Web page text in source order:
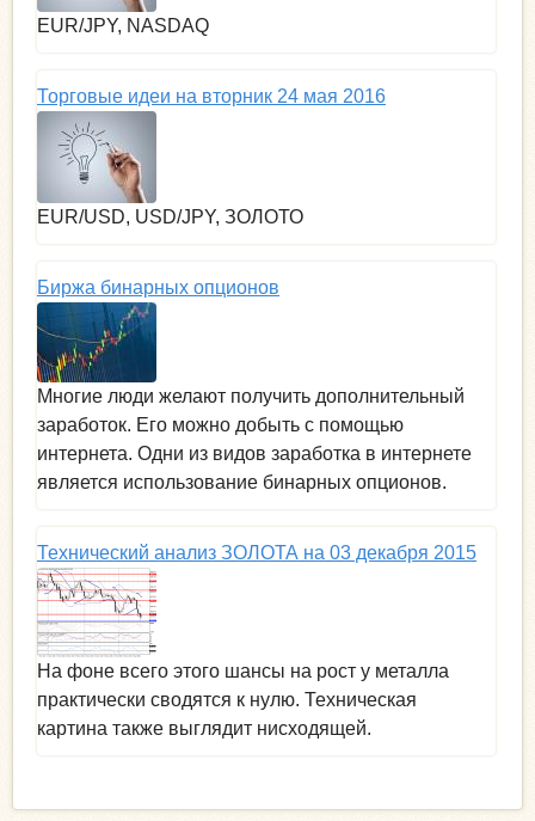
EUR/JPY, NASDAQ
Торговые идеи на вторник 24 мая 2016
EUR/USD, USD/JPY, ЗОЛОТО
Биржа бинарных опционов
Многие люди желают получить дополнительный
заработок. Его можно добыть с помощью
интернета. Одни из видов заработка в интернете
является использование бинарных опционов.
Технический анализ ЗОЛОТА на 03 декабря 2015
На фоне всего этого шансы на рост у металла
практически сводятся к нулю. Техническая
картина также выглядит нисходящей.